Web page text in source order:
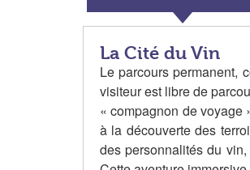
La Cité du Vin
Le parcours permanent,
visiteur est libre de
« compagnon de voyage
à la découverte des
des personnalités du